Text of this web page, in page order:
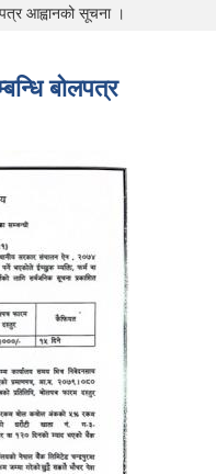
आह्वानको सूचना ।
बोलपत्र